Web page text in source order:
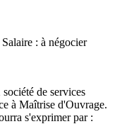
: à négocier
de services
à Maîtrise d'Ouvrage.
s'exprimer par :